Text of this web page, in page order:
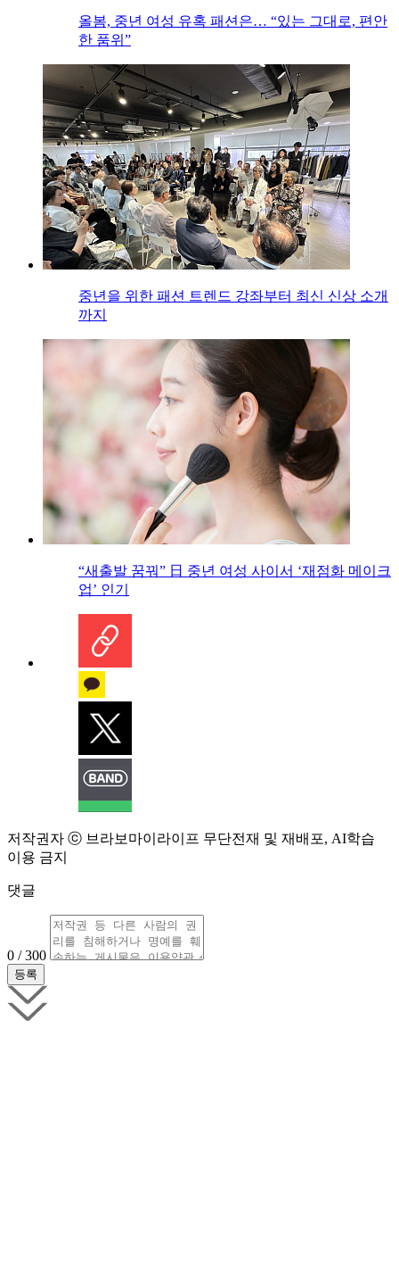
올봄, 중년 여성 유혹 패션은… “있는 그대로, 편안
한 품위”
중년을 위한 패션 트렌드 강좌부터 최신 신상 소개
까지
“새출발 꿈꿔” 日 중년 여성 사이서 ‘재점화 메이크
업’ 인기
저작권자 ⓒ 브라보마이라이프 무단전재 및 재배포, AI학습
이용 금지
댓글
0 / 300